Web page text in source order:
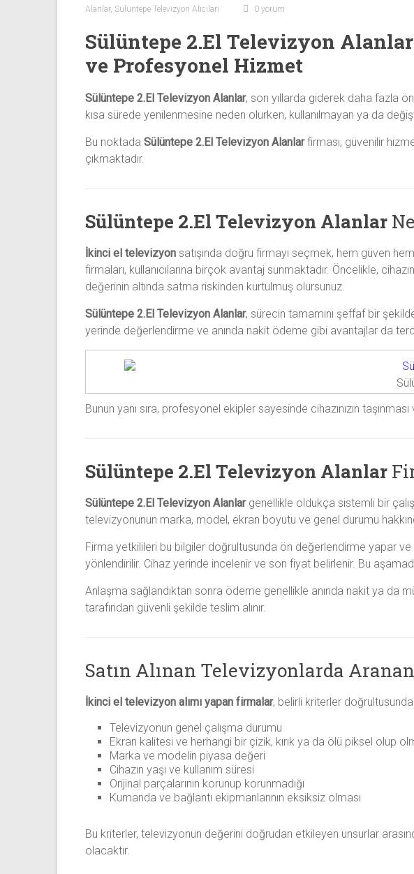
Sıfır
Alanlar ile
iletişim
kurarak
2.
el
televizyonlarınızı
hemen
bize
alabilirsiniz.
alanlar
adresten
alım
yapıyor
Alanlar, Sülüntepe Televizyon Alıcıları 0 yorum
Sülüntepe 2.El Televizyon Alanlar
ve Profesyonel Hizmet
Sülüntepe 2.El Televizyon Alanlar, son yıllarda giderek daha fazla
kısa sürede yenilenmesine neden olurken, kullanılmayan ya da
Bu noktada Sülüntepe 2.El Televizyon Alanlarfirması, güvenilir
çıkmaktadır.
Sülüntepe 2.El Televizyon Alanlar
İkinci el televizyon satışında doğru firmayı seçmek, hem güven
firmaları, kullanıcılarına birçok avantaj sunmaktadır. Öncelikle,
değerinin altında satma riskinden kurtulmuş olursunuz.
Sülüntepe 2.El Televizyon Alanlar, sürecin tamamını şeffaf bir
yerinde değerlendirme ve anında nakit ödeme gibi avantajlar da
Bunun yanı sıra, profesyonel ekipler sayesinde cihazınızın
Sülüntepe 2.El Televizyon Alanlar
Sülüntepe 2.El Televizyon Alanlargenellikle oldukça sistemli bir
televizyonunun marka, model, ekran boyutu ve genel durumu
Firma yetkilileri bu bilgiler doğrultusunda ön değerlendirme yapar
yönlendirilir. Cihaz yerinde incelenir ve son fiyat belirlenir. Bu
Anlaşma sağlandıktan sonra ödeme genellikle anında nakit ya da
tarafından güvenli şekilde teslim alınır.
Satın Alınan Televizyonlarda
İkinci el televizyon alımı yapan firmalar, belirli kriterler
Televizyonun genel çalışma durumu
Ekran kalitesi ve herhangi bir çizik, kırık ya da ölü piksel olup
Marka ve modelin piyasa değeri
Cihazın yaşı ve kullanım süresi
Orijinal parçalarının korunup korunmadığı
Kumanda ve bağlantı ekipmanlarının eksiksiz olması
Bu kriterler, televizyonun değerini doğrudan etkileyen unsurlar
olacaktır.